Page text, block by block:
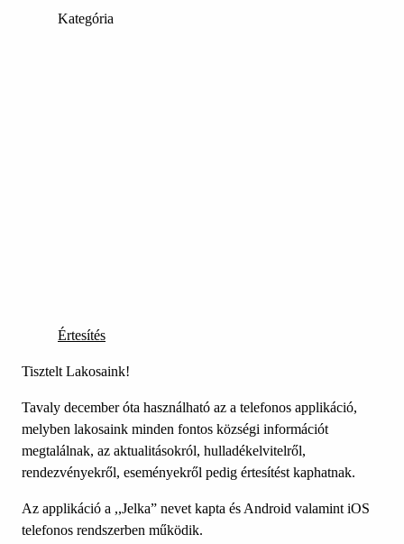
Kategória
Értesítés
Tisztelt Lakosaink!
Tavaly december óta használható az a telefonos applikáció,
melyben lakosaink minden fontos községi információt
megtalálnak, az aktualitásokról, hulladékelvitelről,
rendezvényekről, eseményekről pedig értesítést kaphatnak.
Az applikáció a ,,Jelka” nevet kapta és Android valamint iOS
telefonos rendszerben működik.